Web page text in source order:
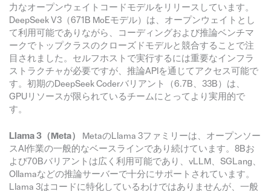
力なオープンウェイトコードモデルをリリースしています。
DeepSeek V3（671B MoEモデル）は、オープンウェイトとし
て利用可能でありながら、コーディングおよび推論ベンチマ
ークでトップクラスのクローズドモデルと競合することで注
目されました。セルフホストで実行するには重要なインフラ
ストラクチャが必要ですが、推論APIを通じてアクセス可能で
す。初期のDeepSeek Coderバリアント（6.7B、33B）は、
GPUリソースが限られているチームにとってより実用的で
す。
Llama 3（Meta）
MetaのLlama 3ファミリーは、オープンソー
スAI作業の一般的なベースラインであり続けています。8Bお
よび70Bバリアントは広く利用可能であり、vLLM、SGLang、
Ollamaなどの推論サーバーで十分にサポートされています。
Llama 3はコードに特化しているわけではありませんが、一般